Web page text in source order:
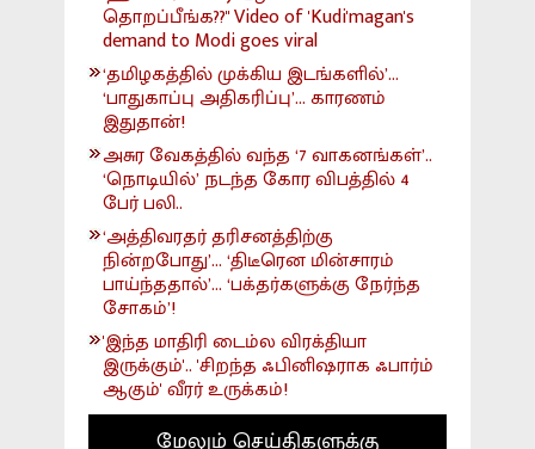
தொறப்பீங்க??" Video of 'Kudi'magan's
demand to Modi goes viral
‘தமிழகத்தில் முக்கிய இடங்களில்’...
‘பாதுகாப்பு அதிகரிப்பு’... காரணம்
இதுதான்!
அசுர வேகத்தில் வந்த ‘7 வாகனங்கள்’..
‘நொடியில்’ நடந்த கோர விபத்தில் 4
பேர் பலி..
‘அத்திவரதர் தரிசனத்திற்கு
நின்றபோது’... ‘திடீரென மின்சாரம்
பாய்ந்ததால்’... ‘பக்தர்களுக்கு நேர்ந்த
சோகம்’!
'இந்த மாதிரி டைம்ல விரக்தியா
இருக்கும்'.. 'சிறந்த ஃபினிஷராக ஃபார்ம்
ஆகும்' வீரர் உருக்கம்!
மேலும் செய்திகளுக்கு